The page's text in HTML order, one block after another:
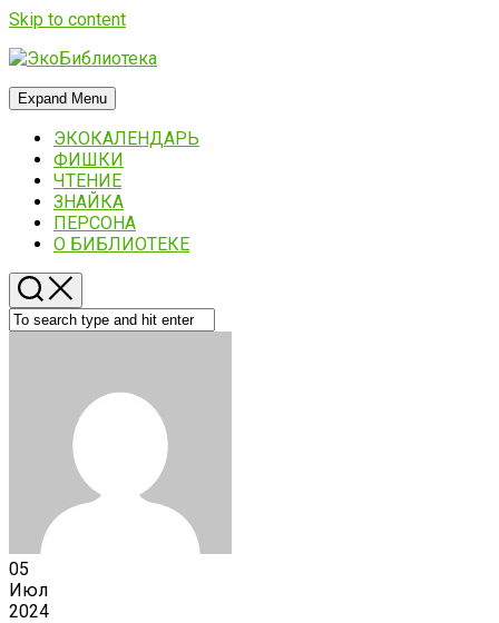
Skip to content
Expand Menu
ЭКОКАЛЕНДАРЬ
ФИШКИ
ЧТЕНИЕ
ЗНАЙКА
ПЕРСОНА
О БИБЛИОТЕКЕ
05
Июл
2024